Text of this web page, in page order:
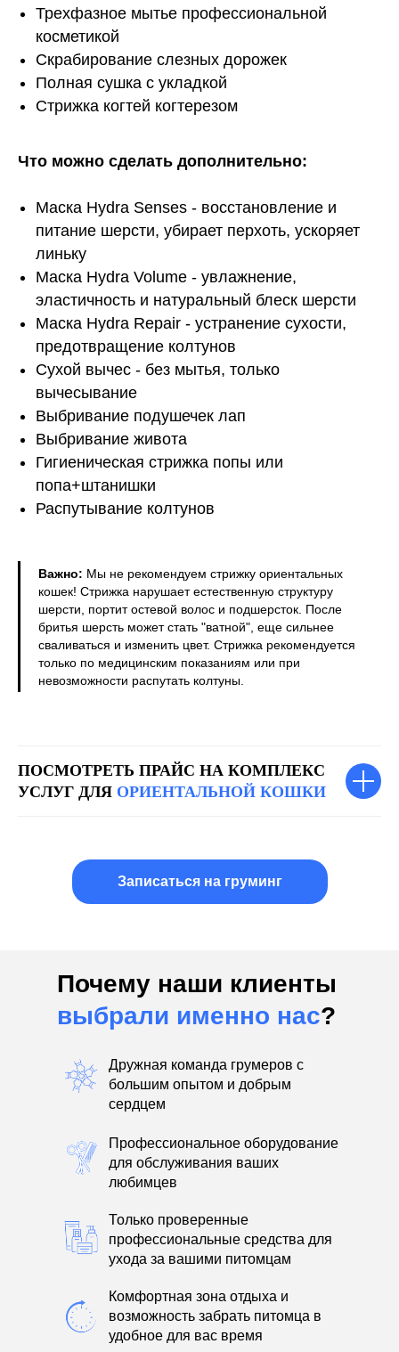
Трехфазное мытье профессиональной
косметикой
Скрабирование слезных дорожек
Полная сушка с укладкой
Стрижка когтей когтерезом
Что можно сделать дополнительно:
Маска Hydra Senses - восстановление и
питание шерсти, убирает перхоть, ускоряет
линьку
Маска Hydra Volume - увлажнение,
эластичность и натуральный блеск шерсти
Маска Hydra Repair - устранение сухости,
предотвращение колтунов
Сухой вычес - без мытья, только
вычесывание
Выбривание подушечек лап
Выбривание живота
Гигиеническая стрижка попы или
попа+штанишки
Распутывание колтунов
Важно: Мы не рекомендуем стрижку ориентальных
кошек! Стрижка нарушает естественную структуру
шерсти, портит остевой волос и подшерсток. После
бритья шерсть может стать "ватной", еще сильнее
сваливаться и изменить цвет. Стрижка рекомендуется
только по медицинским показаниям или при
невозможности распутать колтуны.
ПОСМОТРЕТЬ ПРАЙС НА КОМПЛЕКС
УСЛУГ ДЛЯ ОРИЕНТАЛЬНОЙ КОШКИ
Записаться на груминг
Почему наши клиенты
выбрали именно нас?
Дружная команда грумеров с
большим опытом и добрым
сердцем
Профессиональное оборудование
для обслуживания ваших
любимцев
Только проверенные
профессиональные средства для
ухода за вашими питомцам
Комфортная зона отдыха и
возможность забрать питомца в
удобное для вас время